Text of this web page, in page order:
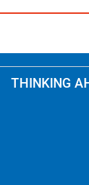
THINKING